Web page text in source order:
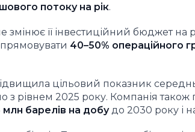
потоку на рік.
її інвестиційний бюджет на
40–50% операційного
цільовий показник
з рівнем 2025 року. Компанія також
млн барелів на добудо 2030 року і